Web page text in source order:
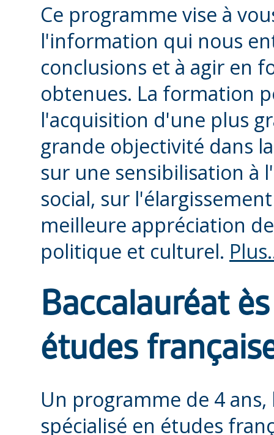
Ce programme vise à
l'information qui nous
conclusions et à agir en
obtenues. La formation
l'acquisition d'une plus
grande objectivité dans
sur une sensibilisation à
social, sur
meilleure appréciation
politique et culturel.
Baccalauréat
études
Un programme de 4
spécialisé en études